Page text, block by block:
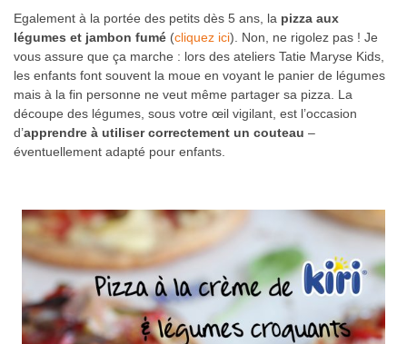
Egalement à la portée des petits dès 5 ans, la pizza aux
légumes et jambon fumé (cliquez ici). Non, ne rigolez pas ! Je
vous assure que ça marche : lors des ateliers Tatie Maryse Kids,
les enfants font souvent la moue en voyant le panier de légumes
mais à la fin personne ne veut même partager sa pizza. La
découpe des légumes, sous votre œil vigilant, est l’occasion
d’apprendre à utiliser correctement un couteau –
éventuellement adapté pour enfants.